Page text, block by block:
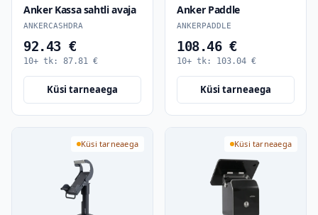
Anker Kassa sahtli avaja
ANKERCASHDRA
92.43 €
10+ tk: 87.81 €
Küsi tarneaega
Anker Paddle
ANKERPADDLE
108.46 €
10+ tk: 103.04 €
Küsi tarneaega
Küsi tarneaega Küsi tarneaega